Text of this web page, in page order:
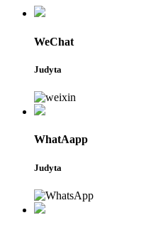
WeChat
Judyta
WhatAapp
Judyta